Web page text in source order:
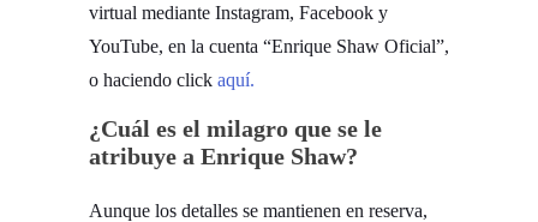
virtual mediante Instagram, Facebook y
YouTube, en la cuenta “Enrique Shaw Oficial”,
o haciendo click aquí.
¿Cuál es el milagro que se le
atribuye a Enrique Shaw?
Aunque los detalles se mantienen en reserva,